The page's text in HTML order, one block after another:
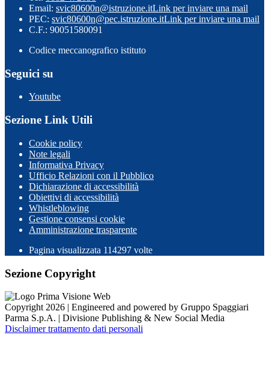
Email: svic80600n@istruzione.itLink per inviare una mail
PEC: svic80600n@pec.istruzione.itLink per inviare una mail
C.F.: 90051580091
Codice meccanografico istituto
Seguici su
Youtube
Sezione Link Utili
Cookie policy
Note legali
Informativa Privacy
Ufficio Relazioni con il Pubblico
Dichiarazione di accessibilità
Obiettivi di accessibilità
Whistleblowing
Gestione consensi cookie
Amministrazione trasparente
Pagina visualizzata 114297 volte
Sezione Copyright
Copyright 2026 | Engineered and powered by Gruppo Spaggiari
Parma S.p.A. | Divisione Publishing & New Social Media
Disclaimer trattamento dati personali